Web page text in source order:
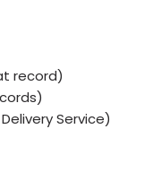
record)
Service)